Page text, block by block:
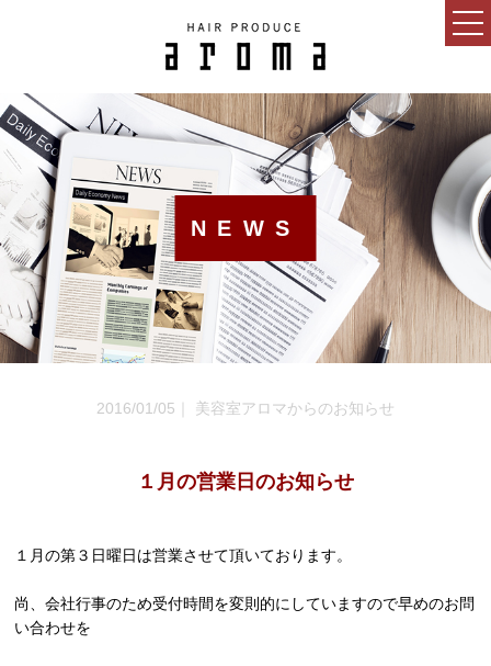
CONCEPT
NEWS
BLOG
SALON
MENU
COUPON
GRAYHAIR
NEWS
2016/01/05｜ 美容室アロマからのお知らせ
１月の営業日のお知らせ
１月の第３日曜日は営業させて頂いております。
尚、会社行事のため受付時間を変則的にしていますので早めのお問
い合わせを